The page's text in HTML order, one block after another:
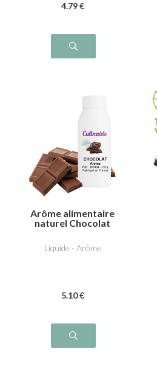
4.79 €
Arôme alimentaire
naturel Chocolat
Liquide - Arôme
5.10 €